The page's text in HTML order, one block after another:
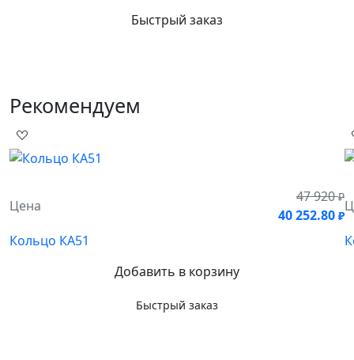
Быстрый заказ
Рекомендуем
Цена
47 920₽
40 252.80 ₽
Кольцо КА51
Добавить в корзину
Быстрый заказ